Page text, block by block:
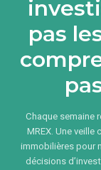
pas
Chaque semaine
MREX. Une
immobilières pour
décisions